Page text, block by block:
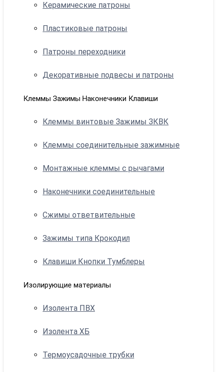
Керамические патроны
Пластиковые патроны
Патроны переходники
Декоративные подвесы и патроны
Клеммы Зажимы Наконечники Клавиши
Клеммы винтовые Зажимы ЗКВК
Клеммы соединительные зажимные
Монтажные клеммы с рычагами
Наконечники соединительные
Сжимы ответвительные
Зажимы типа Крокодил
Клавиши Кнопки Тумблеры
Изолирующие материалы
Изолента ПВХ
Изолента ХБ
Термоусадочные трубки